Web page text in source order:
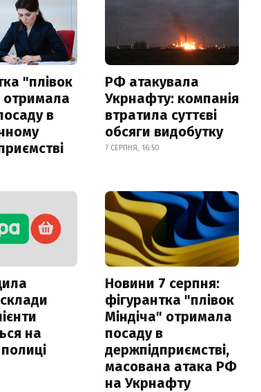
"плівок
отримала
в
РФ атакувала
Укрнафту: компанія
втратила суттєві
обсяги видобутку
7 СЕРПНЯ, 16:50
на
Новини 7 серпня:
фігурантка "плівок
Міндіча" отримала
посаду в
держпідприємстві,
масована атака РФ
на Укрнафту